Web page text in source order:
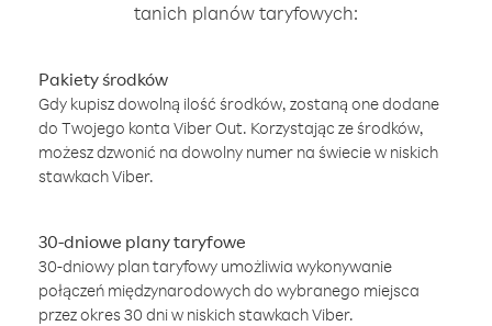
tanich planów taryfowych:
Pakiety środków
Gdy kupisz dowolną ilość środków, zostaną one dodane
do Twojego konta Viber Out. Korzystając ze środków,
możesz dzwonić na dowolny numer na świecie w niskich
stawkach Viber.
30-dniowe plany taryfowe
30-dniowy plan taryfowy umożliwia wykonywanie
połączeń międzynarodowych do wybranego miejsca
przez okres 30 dni w niskich stawkach Viber.